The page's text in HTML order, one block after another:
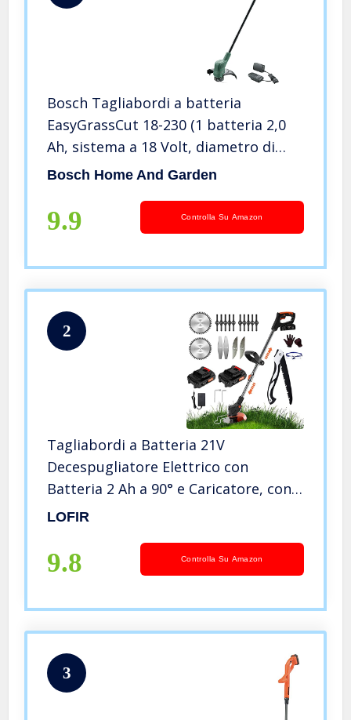
Bosch Tagliabordi a batteria
EasyGrassCut 18-230 (1 batteria 2,0
Ah, sistema a 18 Volt, diametro di
taglio 23 cm, in scatola di cartone)
Bosch Home And Garden
9.9 Controlla Su Amazon
2
Tagliabordi a Batteria 21V
Decespugliatore Elettrico con
Batteria 2 Ah a 90° e Caricatore, con 4
Tipi di Lame, Testata Regolabile e
LOFIR
9.8 Controlla Su Amazon
3